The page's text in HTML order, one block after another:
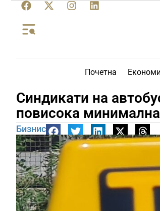
Почетна
Синдикати на
повисока
Бизнис